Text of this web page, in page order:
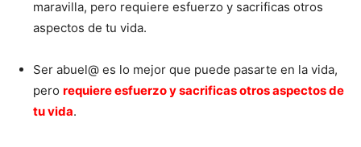
maravilla, pero requiere esfuerzo y sacrificas otros
aspectos de tu vida.
Ser abuel@ es lo mejor que puede pasarte en la vida,
pero requiere esfuerzo y sacrificas otros aspectos de
tu vida.